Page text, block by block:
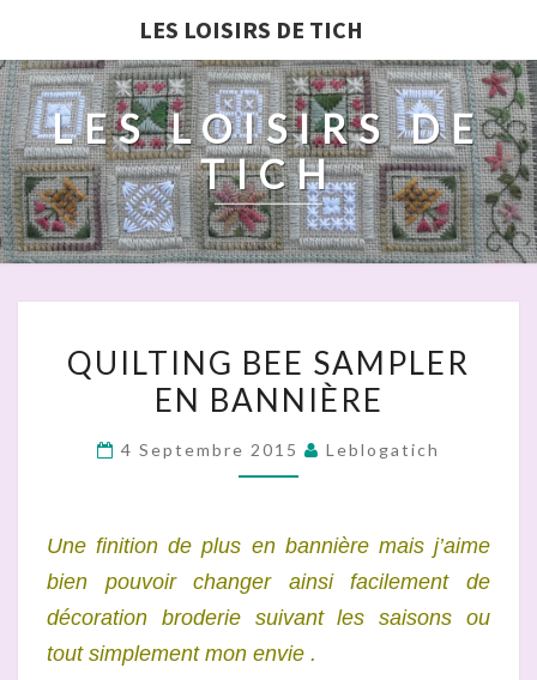
LES LOISIRS DE TICH
LES LOISIRS DE
TICH
BEE
SAMPLER
BANNIÈRE
QUILTING BEE SAMPLER
EN BANNIÈRE
4 Septembre 2015 Leblogatich
Une finition de plus en bannière mais j’aime
bien pouvoir changer ainsi facilement de
décoration broderie suivant les saisons ou
tout simplement mon envie .